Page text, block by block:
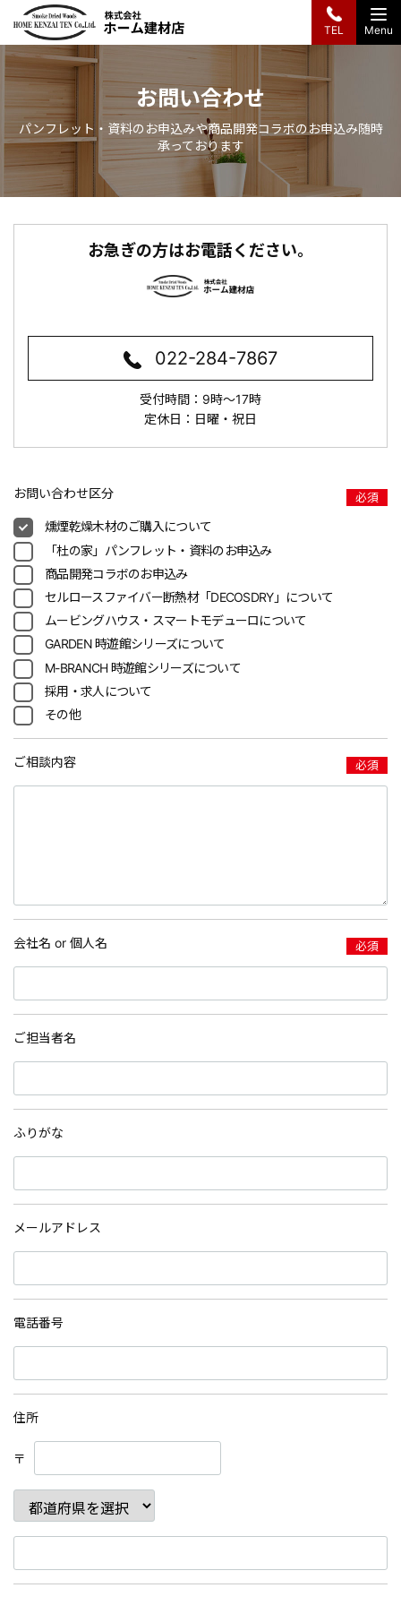
株式会社ホーム建材店
TEL Menu
お問い合わせ
パンフレット・資料のお申込みや商品開発コラボのお申込み随時
承っております
お急ぎの方はお電話ください。
株式会社ホーム建
材店
022-284-7867
受付時間：9時～17時
定休日：日曜・祝日
お問い合わせ区分 必須
燻煙乾燥木材のご購入について
「杜の家」パンフレット・資料のお申込み
商品開発コラボのお申込み
セルロースファイバー断熱材「DECOSDRY」について
ムービングハウス・スマートモデューロについて
GARDEN 時遊館シリーズについて
M-BRANCH 時遊館シリーズについて
採用・求人について
その他
ご相談内容 必須
会社名 or 個人名 必須
ご担当者名
ふりがな
メールアドレス
電話番号
住所
〒